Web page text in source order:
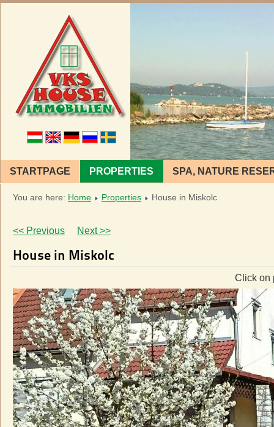
STARTPAGE PROPERTIES SPA, NATURE
You are here: Home Properties House in Miskolc
<< Previous Next >>
House in Miskolc
Click on